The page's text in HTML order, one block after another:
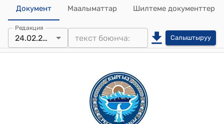
Документ Маалыматтар Шилтеме документтер
Редакция
24.02.2023 Салыштыруу